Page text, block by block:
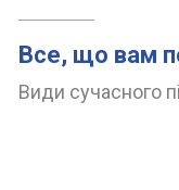
Все, що вам
Види сучасного